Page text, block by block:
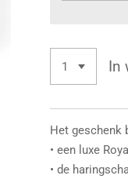
Het geschenk
• een luxe
• de